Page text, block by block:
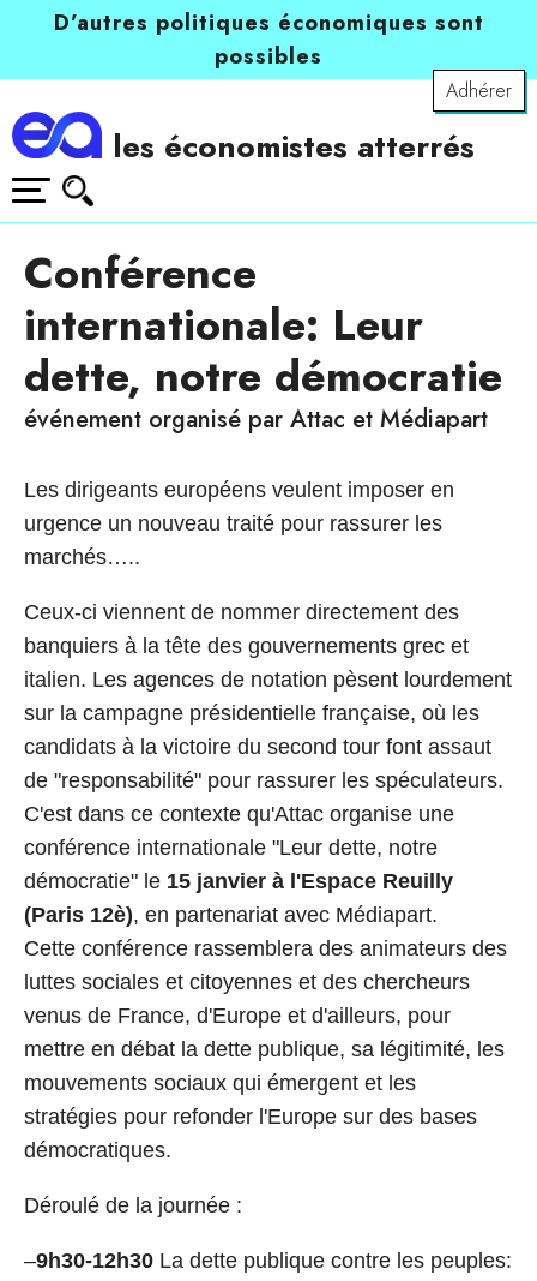
D’autres politiques économiques sont
possibles
Adhérer
les économistes atterrés
Conférence
internationale: Leur
dette, notre démocratie
événement organisé par Attac et Médiapart
Les dirigeants européens veulent imposer en
urgence un nouveau traité pour rassurer les
marchés…..
Ceux-ci viennent de nommer directement des
banquiers à la tête des gouvernements grec et
italien. Les agences de notation pèsent lourdement
sur la campagne présidentielle française, où les
candidats à la victoire du second tour font assaut
de "responsabilité" pour rassurer les spéculateurs.
C'est dans ce contexte qu'Attac organise une
conférence internationale "Leur dette, notre
démocratie" le 15 janvier à l'Espace Reuilly
(Paris 12è), en partenariat avec Médiapart.
Cette conférence rassemblera des animateurs des
luttes sociales et citoyennes et des chercheurs
venus de France, d'Europe et d'ailleurs, pour
mettre en débat la dette publique, sa légitimité, les
mouvements sociaux qui émergent et les
stratégies pour refonder l'Europe sur des bases
démocratiques.
Déroulé de la journée :
–9h30-12h30 La dette publique contre les peuples: